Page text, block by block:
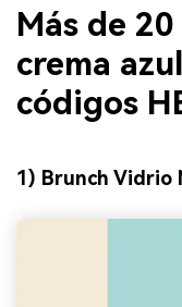
Más de
crema
códigos
1) Brunch Vidrio